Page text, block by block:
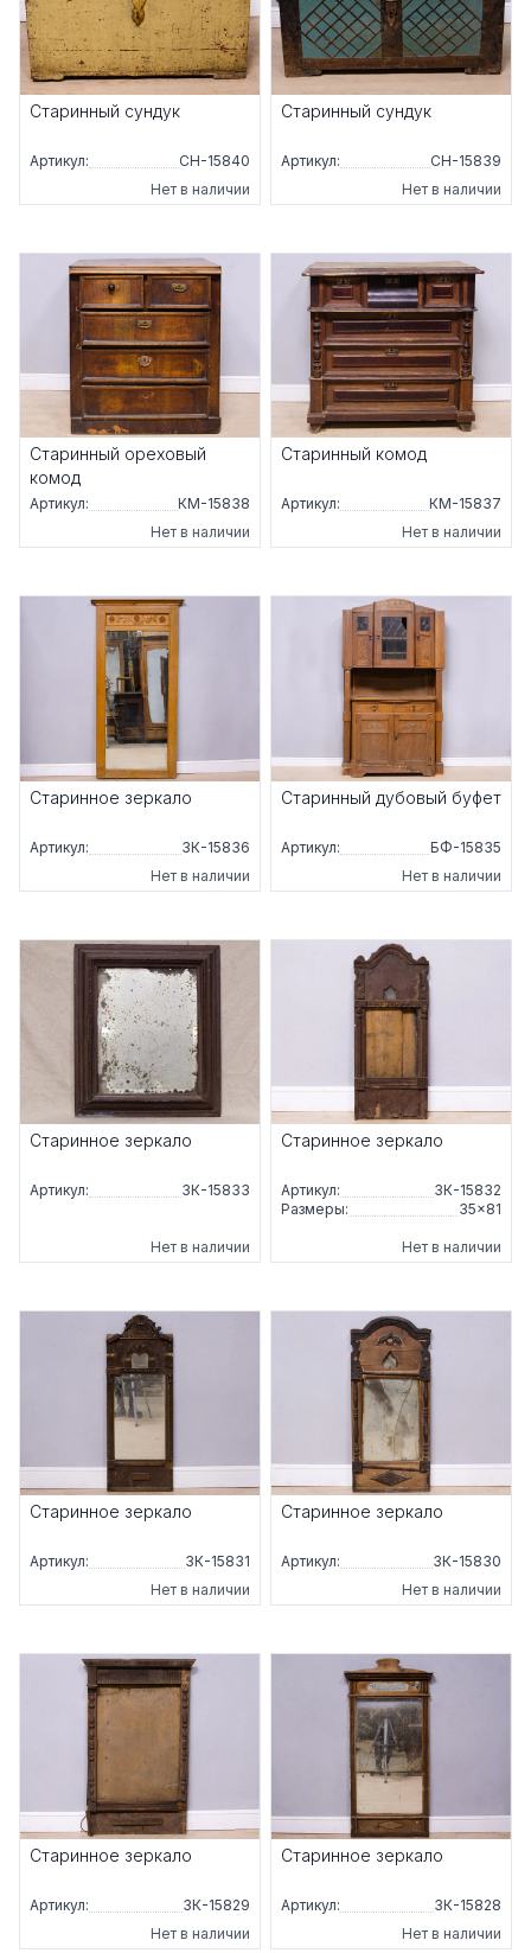
Старинный сундук
Артикул:
СН-15840
Нет в наличии
Старинный сундук
Артикул:
СН-15839
Нет в наличии
Старинный ореховый
комод
Артикул:
КМ-15838
Нет в наличии
Старинный комод
Артикул:
КМ-15837
Нет в наличии
Старинное зеркало
Артикул:
ЗК-15836
Нет в наличии
Старинный дубовый буфет
Артикул:
БФ-15835
Нет в наличии
Старинное зеркало
Артикул: ЗК-15833
Нет в наличии
Старинное зеркало
Артикул:
ЗК-15832
Размеры:
35×81
Нет в наличии
Старинное зеркало
Артикул:
ЗК-15831
Нет в наличии
Старинное зеркало
Артикул:
ЗК-15830
Нет в наличии
Старинное зеркало
Артикул:
ЗК-15829
Нет в наличии
Старинное зеркало
Артикул:
ЗК-15828
Нет в наличии